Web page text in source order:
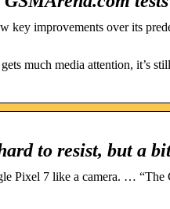
improvements over its
much media attention, it’s
to resist, but a
Pixel 7 like a camera. … “The